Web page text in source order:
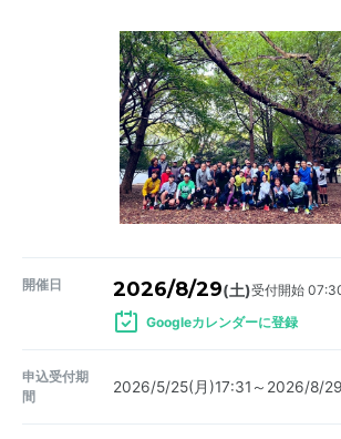
開催日 2026/8/29(土)受付開始
Googleカレンダーに登録
申込受付期
間
2026/5/25(月)17:31～2026/8/